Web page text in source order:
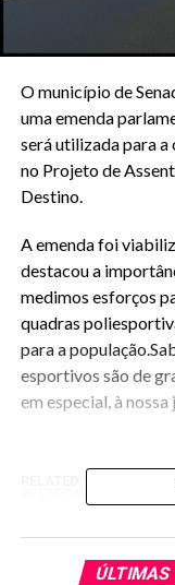
O município de
uma emenda
será utilizada para
no Projeto de
Destino.
A emenda foi
destacou a
medimos esforços
quadras
para a
esportivos são de
em especial, à nossa
PETECAO-
UP NEXT
Justiça indefere
nacional deÚLTIMAS